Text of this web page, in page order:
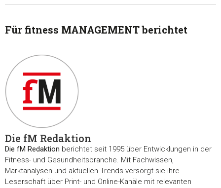
Für fitness MANAGEMENT berichtet
Die fM Redaktion
Die fM Redaktion berichtet seit 1995 über Entwicklungen in der
Fitness- und Gesundheitsbranche. Mit Fachwissen,
Marktanalysen und aktuellen Trends versorgt sie ihre
Leserschaft über Print- und Online-Kanäle mit relevanten